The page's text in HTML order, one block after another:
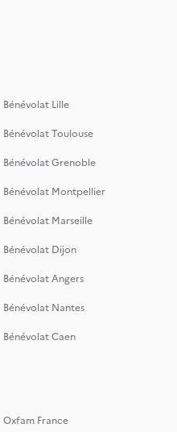
Bénévolat Lille
Bénévolat Toulouse
Bénévolat Grenoble
Bénévolat Montpellier
Bénévolat Marseille
Bénévolat Dijon
Bénévolat Angers
Bénévolat Nantes
Bénévolat Caen
Oxfam France